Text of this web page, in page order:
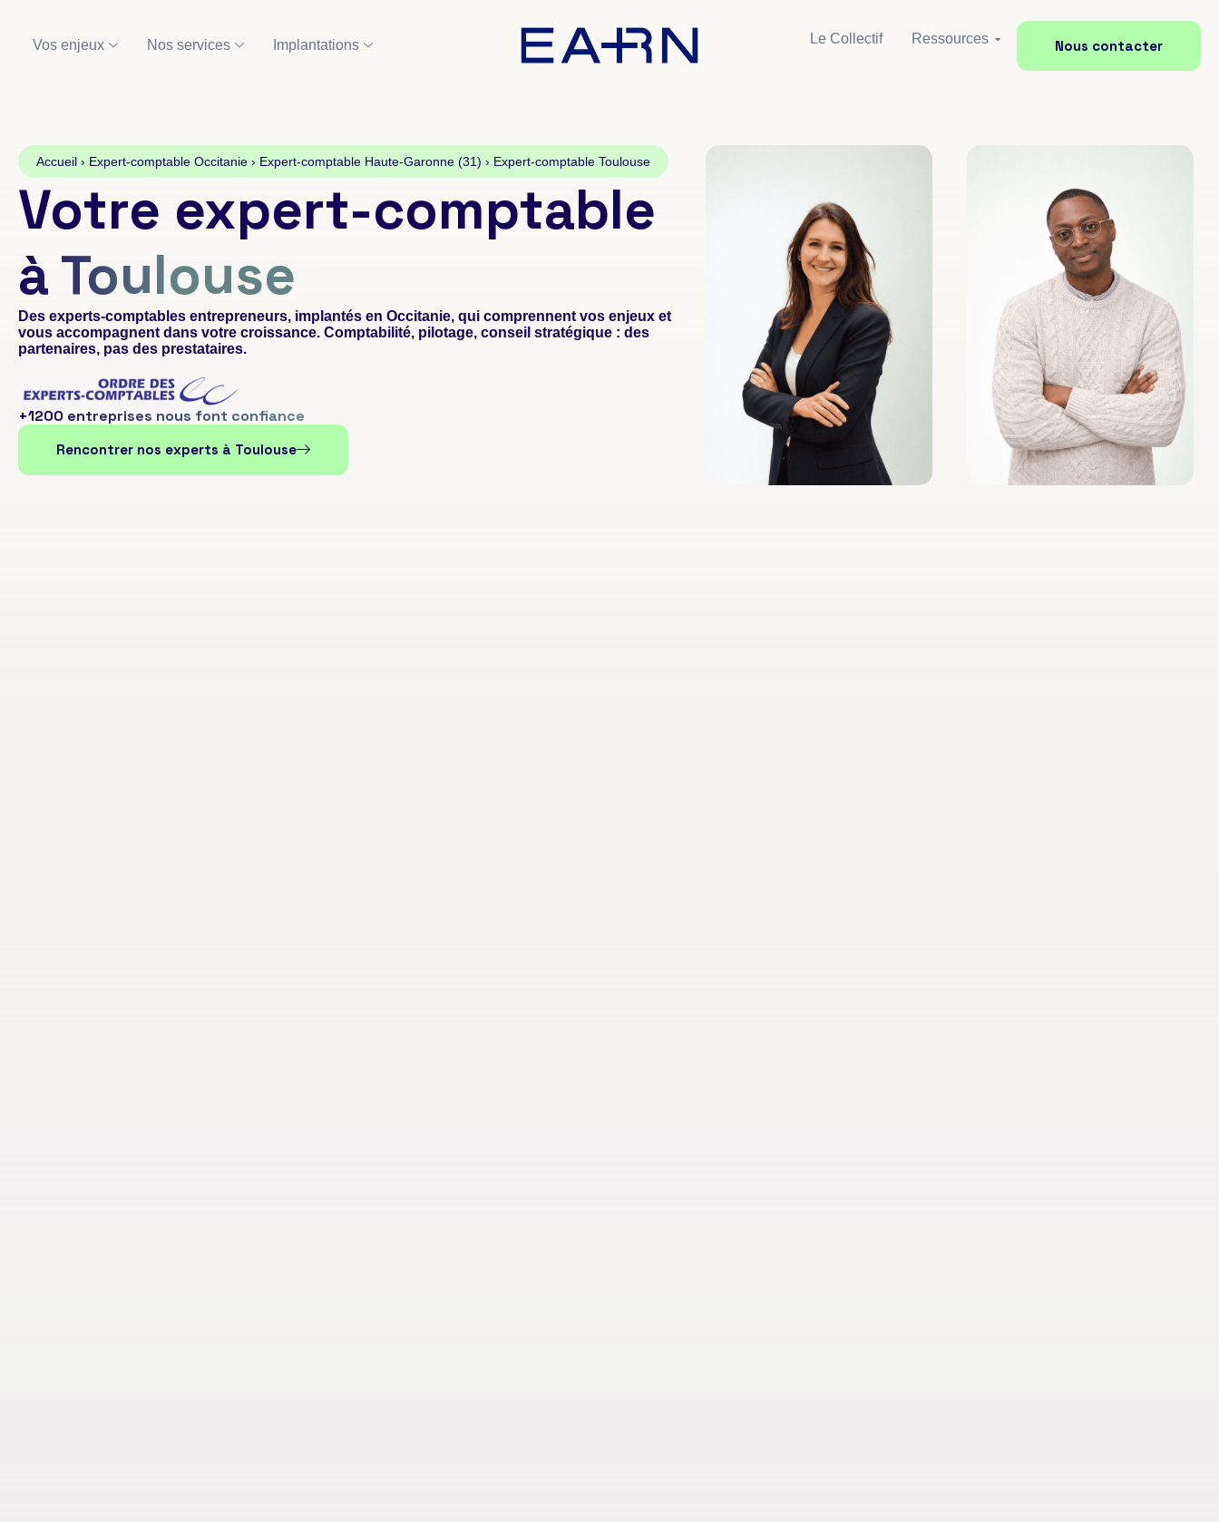
Vos enjeux Nos services Implantations Le Collectif Ressources Nous contacter
Accueil › Expert-comptable Occitanie › Expert-comptable Haute-Garonne (31) › Expert-comptable Toulouse
Votre expert-comptable
à Toulouse
Des experts-comptables entrepreneurs, implantés en Occitanie, qui comprennent vos enjeux et
vous accompagnent dans votre croissance. Comptabilité, pilotage, conseil stratégique : des
partenaires, pas des prestataires.
+1200 entreprises nous font confiance
Rencontrer nos experts à Toulouse